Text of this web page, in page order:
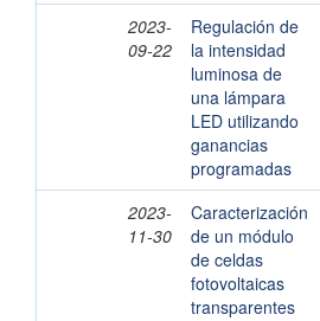
2023-
09-22
Regulación de
la intensidad
luminosa de
una lámpara
LED utilizando
ganancias
programadas
2023-
11-30
Caracterización
de un módulo
de celdas
fotovoltaicas
transparentes